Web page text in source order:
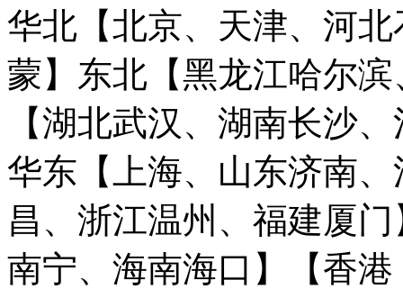
华北【北京、天津、河
蒙】 东北【黑龙江哈尔
【湖北武汉、湖南长沙
华东【上海、山东济南
昌、浙江温州、福建厦门
南宁、海南海口】
【香